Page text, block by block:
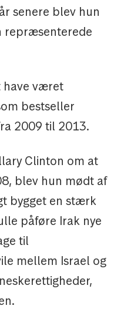
senere blev hun
repræsenterede
have været
bestseller
2009 til 2013.
Clinton om at
blev hun mødt af
bygget en stærk
påføre Irak nye
til
mellem Israel og